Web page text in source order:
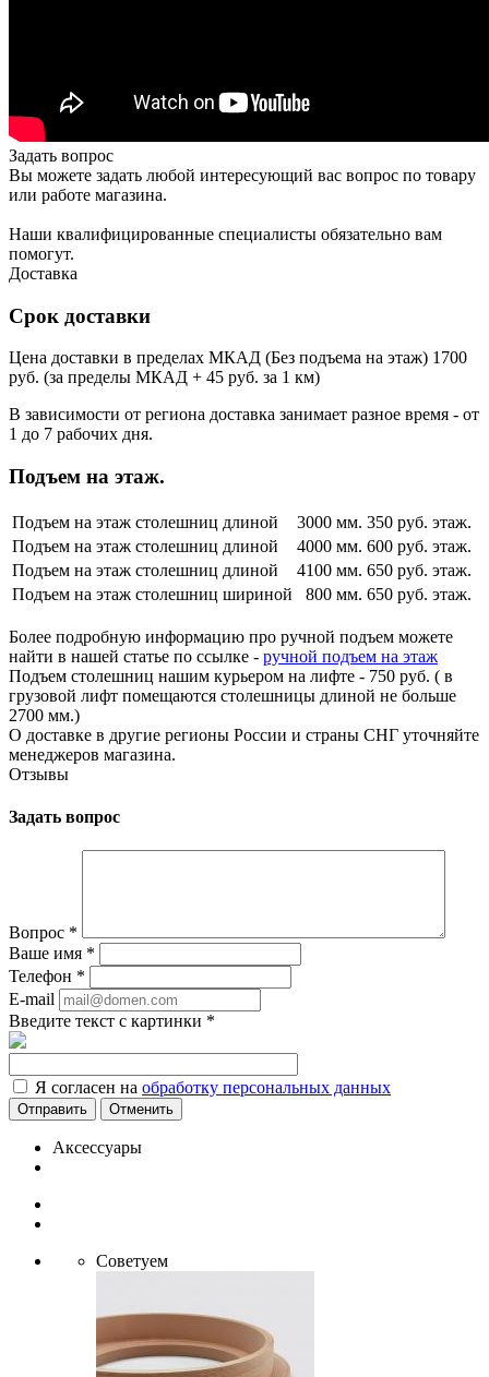
Задать вопрос
Вы можете задать любой интересующий вас вопрос по товару
или работе магазина.
Наши квалифицированные специалисты обязательно вам
помогут.
Доставка
Срок доставки
Цена доставки в пределах МКАД (Без подъема на этаж) 1700
руб. (за пределы МКАД + 45 руб. за 1 км)
В зависимости от региона доставка занимает разное время - от
1 до 7 рабочих дня.
Подъем на этаж.
Подъем на этаж столешниц длиной 3000 мм. 350 руб. этаж.
Подъем на этаж столешниц длиной
4000 мм. 600 руб. этаж.
Подъем на этаж столешниц длиной
4100 мм. 650 руб. этаж.
Подъем на этаж столешниц шириной
800 мм. 650 руб. этаж.
Более подробную информацию про ручной подъем можете
найти в нашей статье по ссылке - ручной подъем на этаж
Подъем столешниц нашим курьером на лифте - 750 руб. ( в
грузовой лифт помещаются столешницы длиной не больше
2700 мм.)
О доставке в другие регионы России и страны СНГ уточняйте
менеджеров магазина.
Отзывы
Задать вопрос
Вопрос *
Ваше имя *
Телефон *
E-mail
Введите текст с картинки *
Я согласен на обработку персональных данных
Отменить
Аксессуары
Советуем